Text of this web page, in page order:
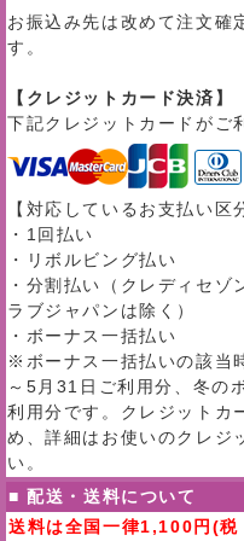
お振込み先は改めて注文確
す。
【クレジットカード決済】
下記クレジットカードがご
【対応しているお支払い区
・1回払い
・リボルビング払い
・分割払い（クレディセゾ
ラブジャパンは除く）
・ボーナス一括払い
※ボーナス一括払いの該当
～5月31日ご利用分、冬の
利用分です。クレジットカ
め、詳細はお使いのクレジ
い。
■ 配送・送料について
送料は全国一律1,100円(税